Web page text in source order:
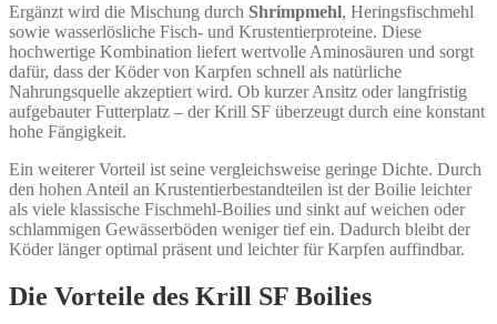
Ergänzt wird die Mischung durch Shrimpmehl, Heringsfischmehl
sowie wasserlösliche Fisch- und Krustentierproteine. Diese
hochwertige Kombination liefert wertvolle Aminosäuren und sorgt
dafür, dass der Köder von Karpfen schnell als natürliche
Nahrungsquelle akzeptiert wird. Ob kurzer Ansitz oder langfristig
aufgebauter Futterplatz – der Krill SF überzeugt durch eine konstant
hohe Fängigkeit.
Ein weiterer Vorteil ist seine vergleichsweise geringe Dichte. Durch
den hohen Anteil an Krustentierbestandteilen ist der Boilie leichter
als viele klassische Fischmehl-Boilies und sinkt auf weichen oder
schlammigen Gewässerböden weniger tief ein. Dadurch bleibt der
Köder länger optimal präsent und leichter für Karpfen auffindbar.
Die Vorteile des Krill SF Boilies